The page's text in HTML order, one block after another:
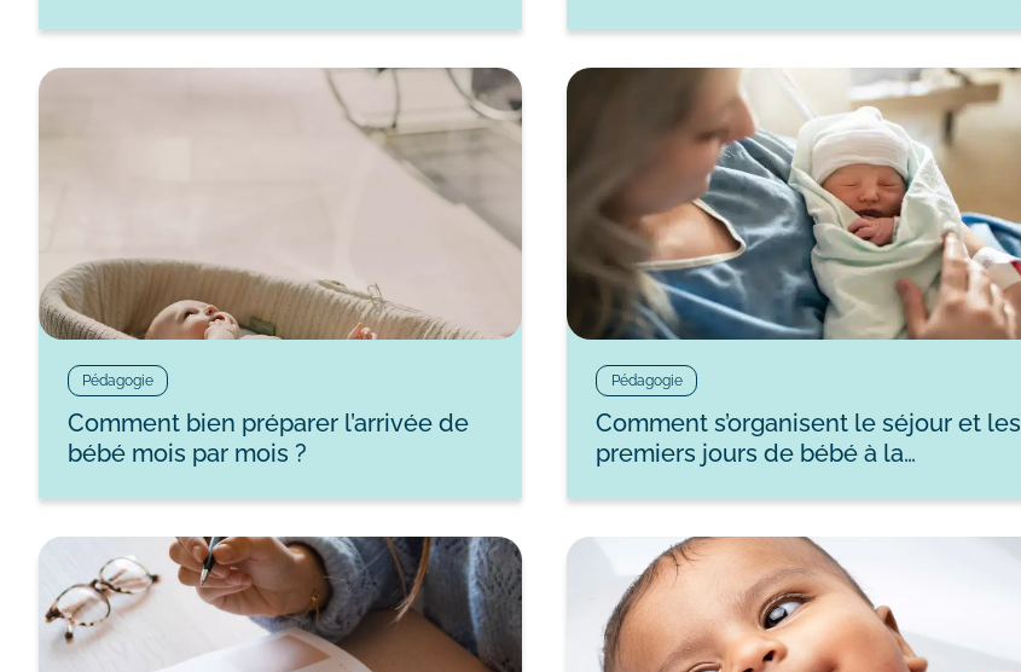
Pédagogie
Comment bien préparer l’arrivée de
bébé mois par mois ?
Pédagogie
Comment s’organisent le séjour et les
premiers jours de bébé à la…